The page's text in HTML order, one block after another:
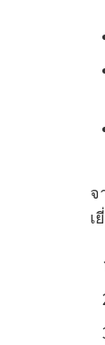
จ
เ